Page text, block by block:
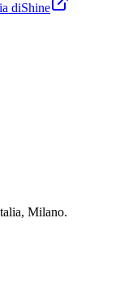
diShine
Milano.